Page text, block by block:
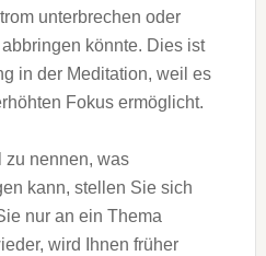
unterbrechen oder
könnte. Dies ist
in der Meditation, weil es
Fokus ermöglicht.
zu nennen, was
kann, stellen Sie sich
nur an ein Thema
wird Ihnen früher